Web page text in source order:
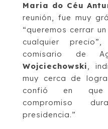
Maria do Céu
reunión, fue muy
“queremos cerrar
cualquier
comisario de
Wojciechowski,
muy cerca de
confió en que
compromiso
presidencia.”